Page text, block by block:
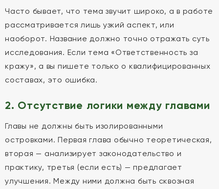
Часто бывает, что тема звучит широко, а в работе
рассматривается лишь узкий аспект, или
наоборот. Название должно точно отражать суть
исследования. Если тема «Ответственность за
кражу», а вы пишете только о квалифицированных
составах, это ошибка.
2. Отсутствие логики между главами
Главы не должны быть изолированными
островками. Первая глава обычно теоретическая,
вторая — анализирует законодательство и
практику, третья (если есть) — предлагает
улучшения. Между ними должна быть сквозная